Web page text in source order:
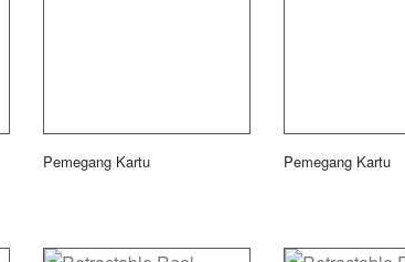
Pemegang Kartu Pemegang Kartu